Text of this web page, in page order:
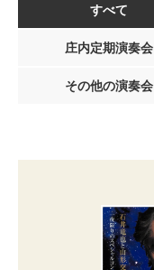
すべて
庄内定期演奏会
その他の演奏会